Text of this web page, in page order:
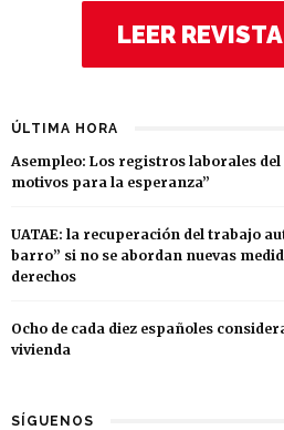
LEER
ÚLTIMA HORA
Asempleo: Los registros laborales del
motivos para la esperanza”
UATAE: la recuperación del trabajo
barro” si no se abordan nuevas
derechos
Ocho de cada diez españoles
vivienda
SÍGUENOS